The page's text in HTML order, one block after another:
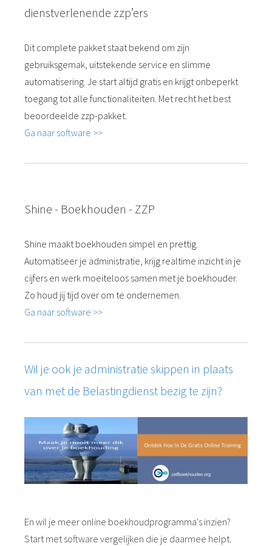
dienstverlenende zzp’ers
Dit complete pakket staat bekend om zijn
gebruiksgemak, uitstekende service en slimme
automatisering. Je start altijd gratis en krijgt onbeperkt
toegang tot alle functionaliteiten. Met recht het best
beoordeelde zzp-pakket.
Ga naar software >>
Shine - Boekhouden - ZZP
Shine maakt boekhouden simpel en prettig.
Automatiseer je administratie, krijg realtime inzicht in je
cijfers en werk moeiteloos samen met je boekhouder.
Zo houd jij tijd over om te ondernemen.
Ga naar software >>
Wil je ook je administratie skippen in plaats
van met de Belastingdienst bezig te zijn?
En wil je meer online boekhoudprogramma's inzien?
Start met software vergelijken die je daarmee helpt.